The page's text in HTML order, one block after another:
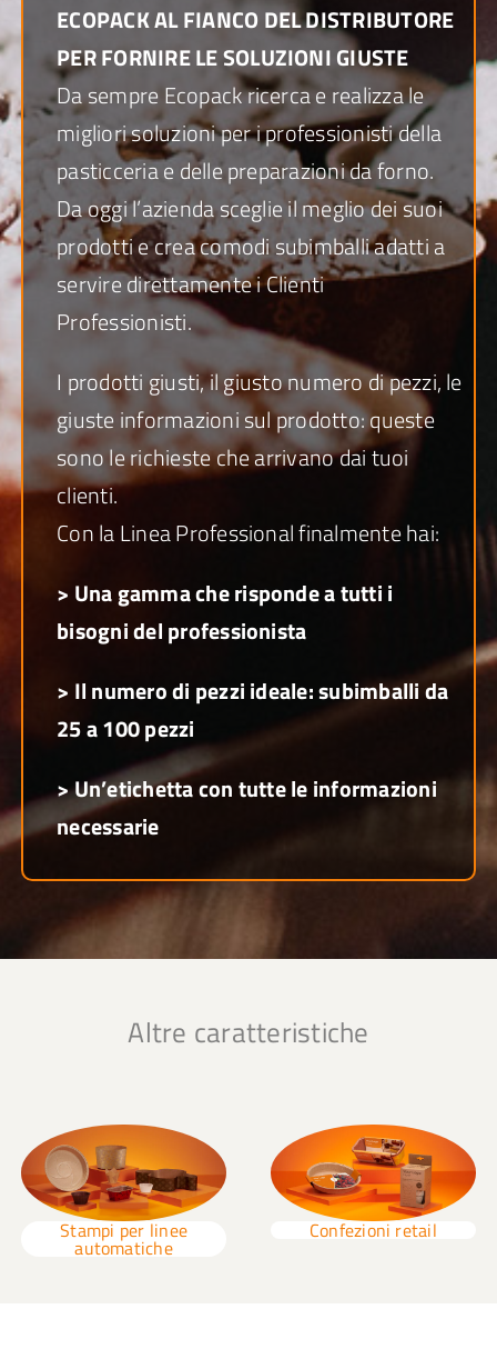
ECOPACK AL FIANCO DEL DISTRIBUTORE
PER FORNIRE LE SOLUZIONI GIUSTE
Da sempre Ecopack ricerca e realizza le
migliori soluzioni per i professionisti della
pasticceria e delle preparazioni da forno.
Da oggi l’azienda sceglie il meglio dei suoi
prodotti e crea comodi subimballi adatti a
servire direttamente i Clienti
Professionisti.
I prodotti giusti, il giusto numero di pezzi, le
giuste informazioni sul prodotto: queste
sono le richieste che arrivano dai tuoi
clienti.
Con la Linea Professional finalmente hai:
> Una gamma che risponde a tutti i
bisogni del professionista
> Il numero di pezzi ideale: subimballi da
25 a 100 pezzi
> Un’etichetta con tutte le informazioni
necessarie
Altre caratteristiche
Stampi per linee
automatiche
Confezioni retail